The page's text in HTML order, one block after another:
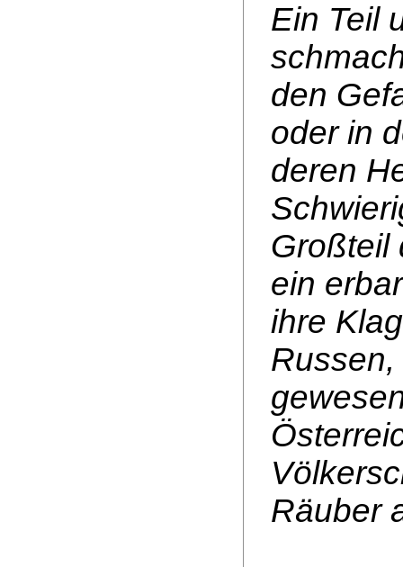
Ein Teil
den
oder in
deren
Großteil
ein
ihre
Räuber